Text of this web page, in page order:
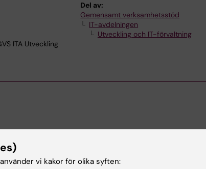
ITA Utveckling
Del av:
Gemensamt verksamhetsstöd
IT-avdelningen
Utveckling och IT-förvaltning
sedan juni 2020 och här ansvarar jag
och förvaltning av
vi kakor för olika syften: